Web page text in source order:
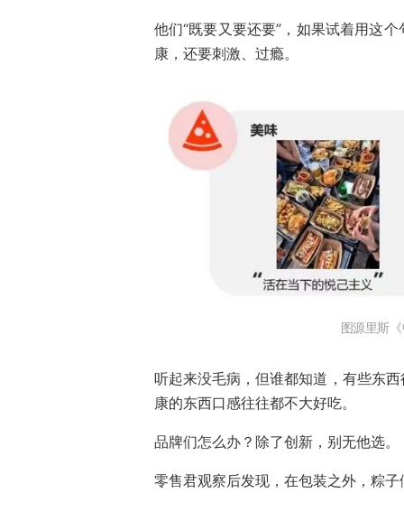
他们“既要又要还要”，如果试着用这
康，还要刺激、过瘾。
图源里斯
听起来没毛病，但谁都知道，有些东
康的东西口感往往都不大好吃。
品牌们怎么办？除了创新，别无他选。
零售君观察后发现，在包装之外，粽